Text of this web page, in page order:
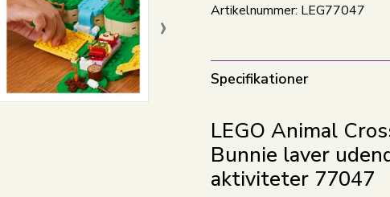
› Artikelnummer: LEG77047
Specifikationer
LEGO Animal
Bunnie laver
aktiviteter 77047